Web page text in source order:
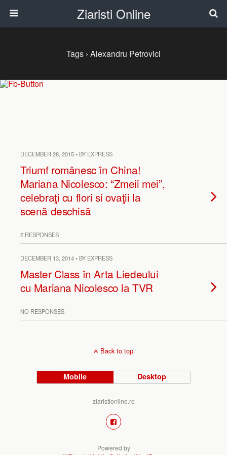
Ziaristi Online
Tags › Alexandru Petrovici
DECEMBER 28, 2015 • BY EXPRESS
Triumf românesc în China!
Mariana Nicolesco: “Zmeii mei”,
celebraţi cu flori si ovaţii la
scenă deschisă
2 RESPONSES
DECEMBER 13, 2014 • BY EXPRESS
Master Class în Arta Liedeului
cu Mariana Nicolesco la TVR
NO RESPONSES
Back to top
Mobile Desktop
ziaristionline.ro
Powered by